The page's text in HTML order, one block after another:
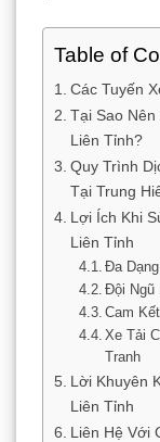
Table of
Các Tuyến
Tại Sao Nên
Liên Tỉnh?
Quy Trình
Tại Trung
Lợi Ích Khi
Liên Tỉnh
Đa
Đội Ngũ
Cam
Xe Tải
Tranh
Lời Khuyên
Liên Tỉnh
Liên Hệ Với